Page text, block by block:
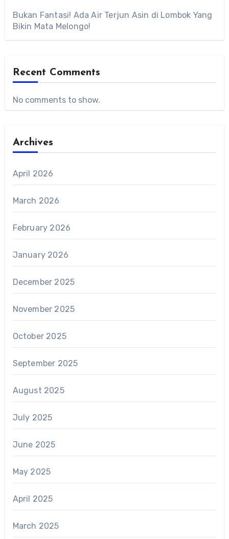
Bukan Fantasi! Ada Air Terjun Asin di Lombok Yang
Bikin Mata Melongo!
Recent Comments
No comments to show.
Archives
April 2026
March 2026
February 2026
January 2026
December 2025
November 2025
October 2025
September 2025
August 2025
July 2025
June 2025
May 2025
April 2025
March 2025